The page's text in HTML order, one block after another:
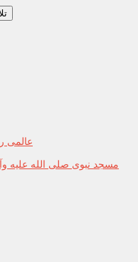
عالمی
مسجد نبوی صلى الله عليه